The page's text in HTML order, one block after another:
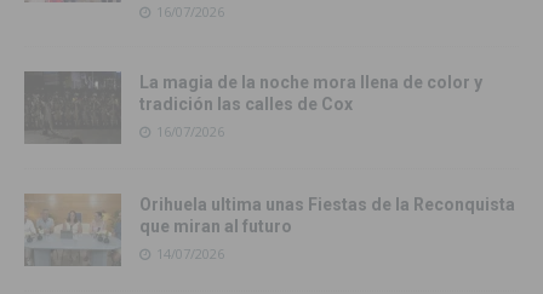
16/07/2026
La magia de la noche mora llena de color y
tradición las calles de Cox
16/07/2026
Orihuela ultima unas Fiestas de la Reconquista
que miran al futuro
14/07/2026